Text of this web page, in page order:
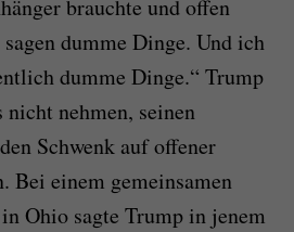
brauchte und offen
dumme Dinge. Und ich
dumme Dinge.“ Trump
nehmen, seinen
Schwenk auf offener
Bei einem gemeinsamen
Ohio sagte Trump in jenem